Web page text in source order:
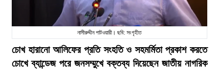
নাসীরুদ্দীন পাটওয়ারী। ছবি: সংগৃহীত
চোখ হারানো আলিফের প্রতি সংহতি ও সহমর্মিতা প্রকাশ করতে
চোখে ব্যান্ডেজ পরে জনসম্মুখে বক্তব্য দিয়েছেন জাতীয় নাগরিক